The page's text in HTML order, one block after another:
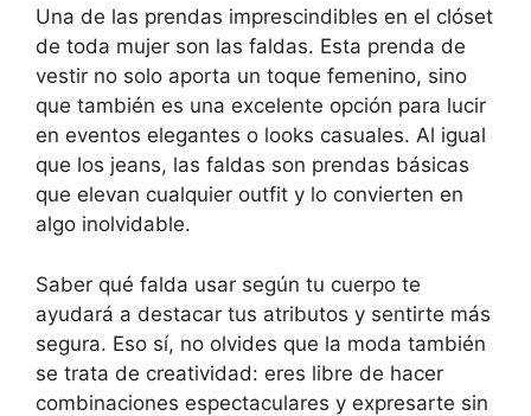
Una de las prendas imprescindibles en el clóset
de toda mujer son las faldas. Esta prenda de
vestir no solo aporta un toque femenino, sino
que también es una excelente opción para lucir
en eventos elegantes o looks casuales. Al igual
que los jeans, las faldas son prendas básicas
que elevan cualquier outfit y lo convierten en
algo inolvidable.
Saber qué falda usar según tu cuerpo te
ayudará a destacar tus atributos y sentirte más
segura. Eso sí, no olvides que la moda también
se trata de creatividad: eres libre de hacer
combinaciones espectaculares y expresarte sin